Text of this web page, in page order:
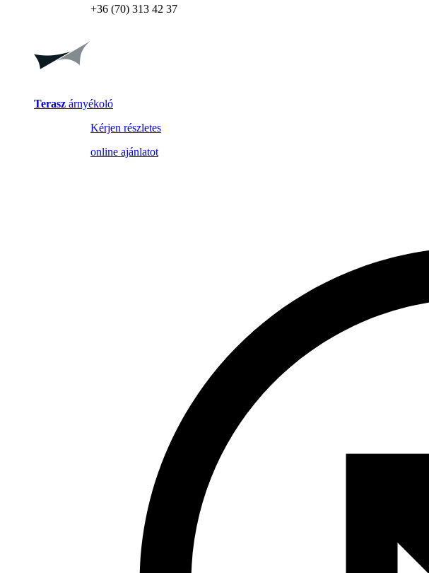
+36 (70) 313 42 37
Terasz árnyékoló
Kérjen részletes
online ajánlatot